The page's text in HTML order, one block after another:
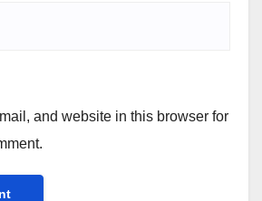
and website in this browser for